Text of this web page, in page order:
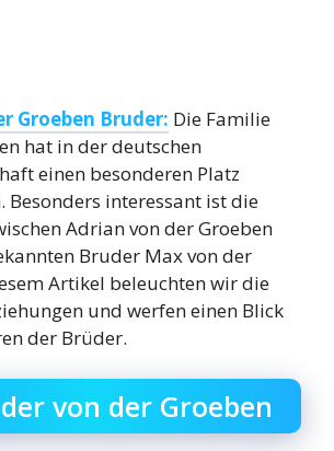
Groeben Bruder: Die Familie
hat in der deutschen
einen besonderen Platz
Besonders interessant ist die
Adrian von der Groeben
Bruder Max von der
Artikel beleuchten wir die
und werfen einen Blick
der Brüder.
von der Groeben